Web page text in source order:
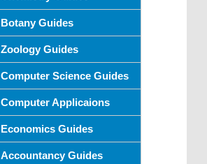
Botany Guides
Zoology Guides
Computer Science Guides
Computer Applicaions
Economics Guides
Accountancy Guides